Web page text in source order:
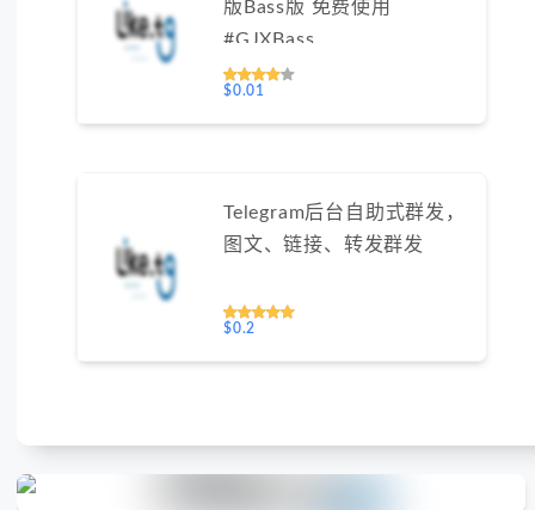
#GJXBass
$0.01
图文、链接、转发群发